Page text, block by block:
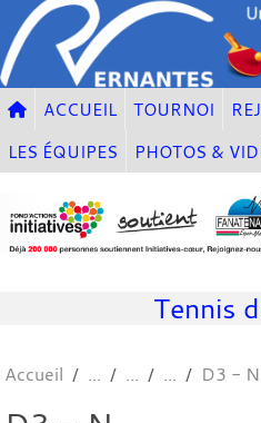
ACCUEIL TOURNOI
LES ÉQUIPES
PHOTOS &
Tennis
Accueil D3 - N
Panneau de gestion des cookies